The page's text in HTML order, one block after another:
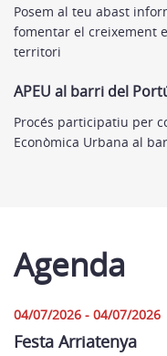
Posem al teu abast
fomentar el creixement
territori
APEU al barri del
Procés participatiu per
Econòmica Urbana al
Agenda
04/07/2026 - 04/07/2026
Festa Arriatenya